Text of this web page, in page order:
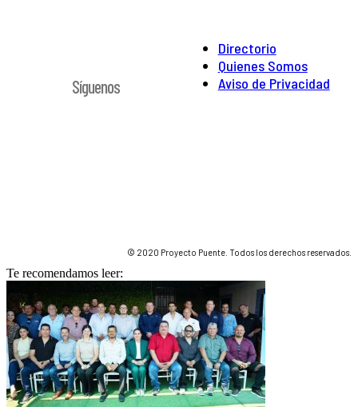
Directorio
Quienes Somos
Aviso de Privacidad
Síguenos
© 2020 Proyecto Puente. Todos los derechos reservados.
Te recomendamos leer: